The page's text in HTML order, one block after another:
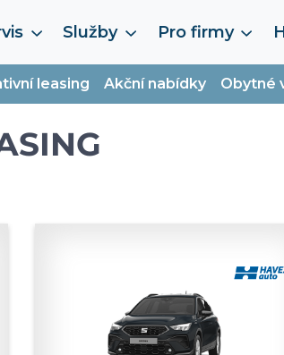
Služby Pro firmy
leasing Akční nabídky Obytné